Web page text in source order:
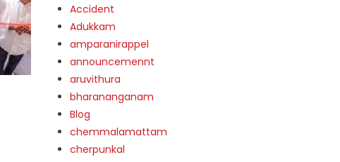
Accident
Adukkam
amparanirappel
announcemennt
aruvithura
bharananganam
Blog
chemmalamattam
cherpunkal